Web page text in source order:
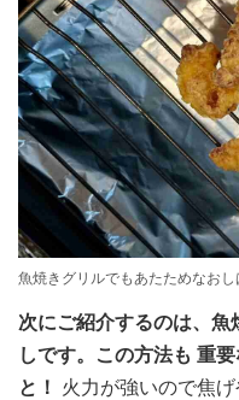
魚焼きグリルでもあたためなお
次にご紹介するのは、
しです。
この方法も 重
と！ 火力が強いので焦